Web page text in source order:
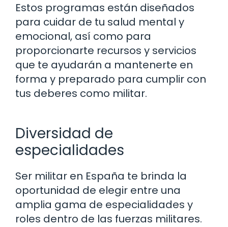
Estos programas están diseñados
para cuidar de tu salud mental y
emocional, así como para
proporcionarte recursos y servicios
que te ayudarán a mantenerte en
forma y preparado para cumplir con
tus deberes como militar.
Diversidad de
especialidades
Ser militar en España te brinda la
oportunidad de elegir entre una
amplia gama de especialidades y
roles dentro de las fuerzas militares.